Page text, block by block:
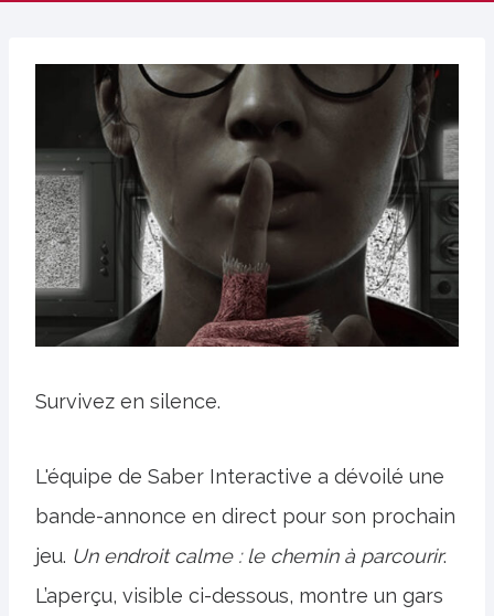
Survivez en silence.
L'équipe de Saber Interactive a dévoilé une
bande-annonce en direct pour son prochain
jeu. Un endroit calme : le chemin à parcourir.
L’aperçu, visible ci-dessous, montre un gars